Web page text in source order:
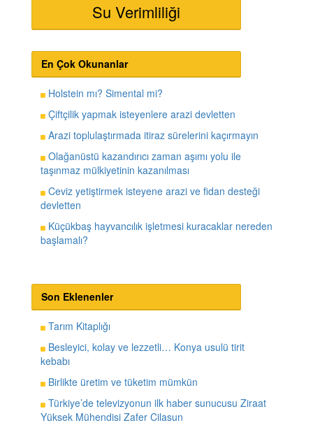
Su Verimliliği
En Çok Okunanlar
Holstein mı? Simental mi?
Çiftçilik yapmak isteyenlere arazi devletten
Arazi toplulaştırmada itiraz sürelerini kaçırmayın
Olağanüstü kazandırıcı zaman aşımı yolu ile
taşınmaz mülkiyetinin kazanılması
Ceviz yetiştirmek isteyene arazi ve fidan desteği
devletten
Küçükbaş hayvancılık işletmesi kuracaklar nereden
başlamalı?
Son Eklenenler
Tarım Kitaplığı
Besleyici, kolay ve lezzetli… Konya usulü tirit
kebabı
Birlikte üretim ve tüketim mümkün
Türkiye’de televizyonun ilk haber sunucusu Ziraat
Yüksek Mühendisi Zafer Cilasun